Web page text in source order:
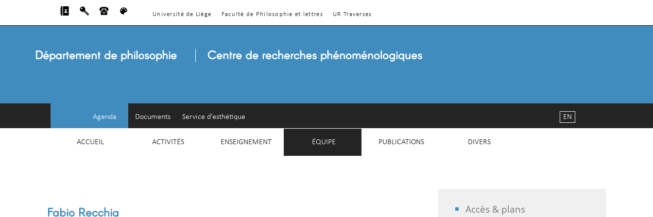
Université de Liège Faculté de Philosophie et lettres UR Traverses
Département de philosophie Centre de recherches phénoménologiques
Agenda Documents Service d'esthétique
ACCUEIL ACTIVITÉS ENSEIGNEMENT ÉQUIPE PUBLICATIONS DIVERS
EN
Accès & plans
Fabio Recchia